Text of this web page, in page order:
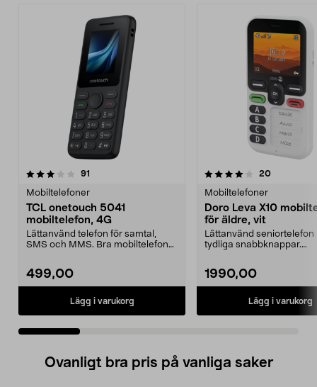
91
Mobiltelefoner
TCL onetouch 5041
mobiltelefon, 4G
Lättanvänd telefon för samtal,
SMS och MMS. Bra mobiltelefon
499,00
Lägg i varukorg
4.0 av 5 stjärnor 20
Mobiltelefoner
Doro Leva X10
för äldre, vit
Lättanvänd seniortelefon
tydliga snabbknappar.
1990,00
Lägg i varukorg
0.0 av 5 stjärnor
Ovanligt bra pris på vanliga saker